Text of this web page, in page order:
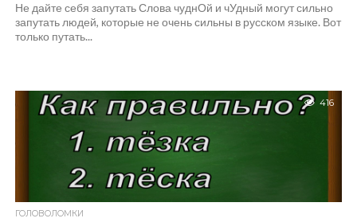
Не дайте себя запутать Слова чуднОй и чУдный могут сильно
запутать людей, которые не очень сильны в русском языке. Вот
только путать...
416
ГОЛОВОЛОМКИ